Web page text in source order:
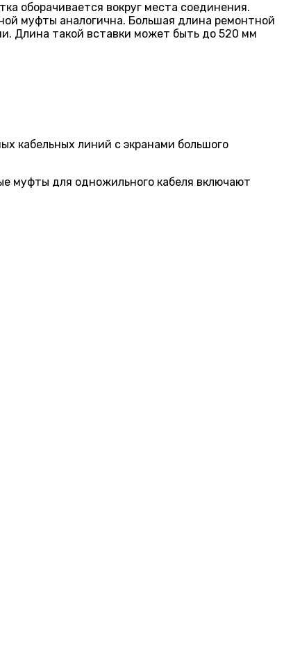
оборачивается вокруг места соединения.
муфты аналогична. Большая длина ремонтной
Длина такой вставки может быть до 520 мм
кабельных линий с экранами большого
муфты для одножильного кабеля включают